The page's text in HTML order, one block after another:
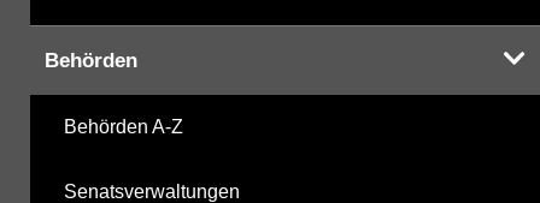
Behörden
Behörden A-Z
Senatsverwaltungen